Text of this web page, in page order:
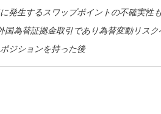
発生するスワップポイントの不確実性も
国為替証拠金取引であり為替変動リスク
ジションを持った後